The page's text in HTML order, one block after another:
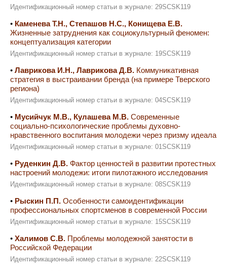
Идентификационный номер статьи в журнале: 29SCSK119
• Каменева Т.Н., Степашов Н.С., Конищева Е.В.
Жизненные затруднения как социокультурный феномен:
концептуализация категории
Идентификационный номер статьи в журнале: 19SCSK119
• Лаврикова И.Н., Лаврикова Д.В. Коммуникативная
стратегия в выстраивании бренда (на примере Тверского
региона)
Идентификационный номер статьи в журнале: 04SCSK119
• Мусийчук М.В., Кулашева М.В. Современные
социально-психологические проблемы духовно-
нравственного воспитания молодежи через призму идеала
Идентификационный номер статьи в журнале: 01SCSK119
• Руденкин Д.В. Фактор ценностей в развитии протестных
настроений молодежи: итоги пилотажного исследования
Идентификационный номер статьи в журнале: 08SCSK119
• Рыскин П.П. Особенности самоидентификации
профессиональных спортсменов в современной России
Идентификационный номер статьи в журнале: 15SCSK119
• Халимов С.В. Проблемы молодежной занятости в
Российской Федерации
Идентификационный номер статьи в журнале: 22SCSK119